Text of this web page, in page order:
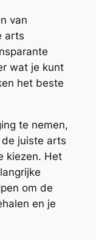
van
arts
wat je kunt
het beste
te nemen,
juiste arts
kiezen. Het
om de
en je